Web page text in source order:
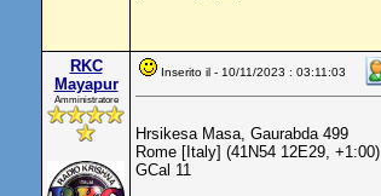
RKC
Mayapur
Amministratore
Inserito il - 10/11/2023 : 03:11:03
Hrsikesa Masa, Gaurabda 499
Rome [Italy] (41N54 12E29, +1:00)
GCal 11